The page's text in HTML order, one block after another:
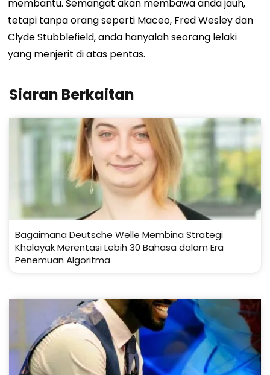
membantu. Semangat akan membawa anda jauh,
tetapi tanpa orang seperti Maceo, Fred Wesley dan
Clyde Stubblefield, anda hanyalah seorang lelaki
yang menjerit di atas pentas.
Siaran Berkaitan
Bagaimana Deutsche Welle Membina Strategi
Khalayak Merentasi Lebih 30 Bahasa dalam Era
Penemuan Algoritma